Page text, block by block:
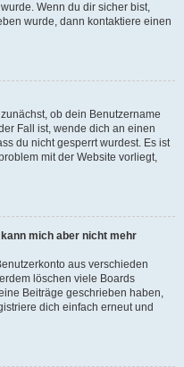
Wenn du dir sicher bist,
wurde, dann kontaktiere einen
ob dein Benutzername
Fall ist, wende dich an einen
du nicht gesperrt wurdest. Es ist
mit der Website vorliegt,
mich aber nicht mehr
aus verschieden
löschen viele Boards
Beiträge geschrieben haben,
dich einfach erneut und